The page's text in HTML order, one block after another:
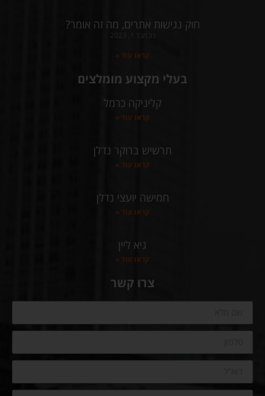
חוק נגישות אתרים, מה זה אומר?
קראו עוד »
בעלי מקצוע מומלצים
קליניקה כרמל
קראו עוד »
תרשיש ברוקר נדלן
קראו עוד »
חמישה יועצי נדלן
קראו עוד »
גיא ליין
קראו עוד »
צרו קשר